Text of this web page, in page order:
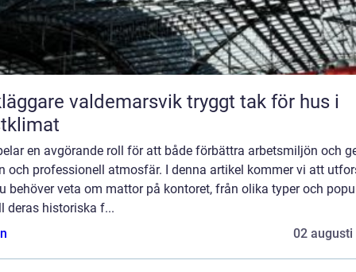
valdemarsvik tryggt tak för hus i
en avgörande roll för att både förbättra arbetsmiljön och
och professionell atmosfär. I denna artikel kommer vi att
behöver veta om mattor på kontoret, från olika typer och
deras historiska f...
02 augusti